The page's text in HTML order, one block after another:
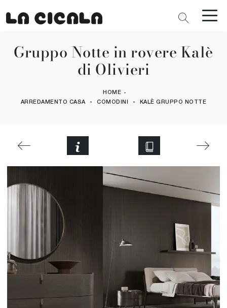
Gruppo Notte in rovere Kalè
di Olivieri
HOME -
ARREDAMENTO CASA - COMODINI - KALÈ GRUPPO NOTTE